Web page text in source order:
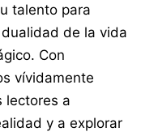
talento para
de la vida
Con
vívidamente
lectores a
y a explorar